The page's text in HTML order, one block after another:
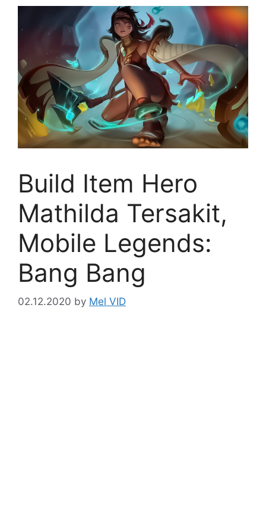
Build Item Hero
Mathilda Tersakit,
Mobile Legends:
Bang Bang
02.12.2020 by Mel VID